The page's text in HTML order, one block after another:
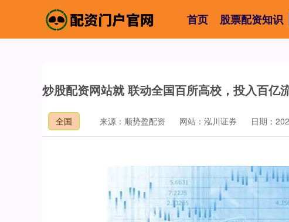
首页 股票配资知识
炒股配资网站就 联动全国百所高校，投入百亿
全国 来源：顺势盈配资 网站：泓川证券 日期：